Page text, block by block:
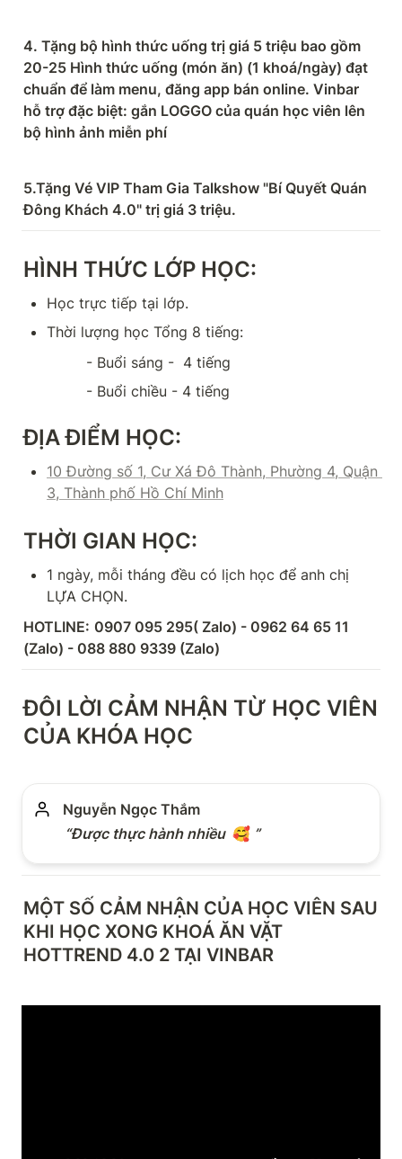
4. Tặng bộ hình thức uống trị giá 5 triệu bao gồm
20-25 Hình thức uống (món ăn) (1 khoá/ngày) đạt
chuẩn để làm menu, đăng app bán online. Vinbar
hỗ trợ đặc biệt: gắn LOGGO của quán học viên lên
bộ hình ảnh miễn phí
5.Tặng Vé VIP Tham Gia Talkshow "Bí Quyết Quán
Đông Khách 4.0" trị giá 3 triệu.
HÌNH THỨC LỚP HỌC:
Học trực tiếp tại lớp.
Thời lượng học Tổng 8 tiếng:
              - Buổi sáng -  4 tiếng
              - Buổi chiều - 4 tiếng
ĐỊA ĐIỂM HỌC:
10 Đường số 1, Cư Xá Đô Thành, Phường 4, Quận
3, Thành phố Hồ Chí Minh
THỜI GIAN HỌC:
1 ngày, mỗi tháng đều có lịch học để anh chị
LỰA CHỌN.
HOTLINE: 0907 095 295( Zalo) - 0962 64 65 11
(Zalo) - 088 880 9339 (Zalo)
ĐÔI LỜI CẢM NHẬN TỪ HỌC VIÊN
CỦA KHÓA HỌC
Nguyễn Ngọc Thắm
“Được thực hành nhiều 🥰 ”
MỘT SỐ CẢM NHẬN CỦA HỌC VIÊN SAU
KHI HỌC XONG KHOÁ ĂN VẶT
HOTTREND 4.0 2 TẠI VINBAR